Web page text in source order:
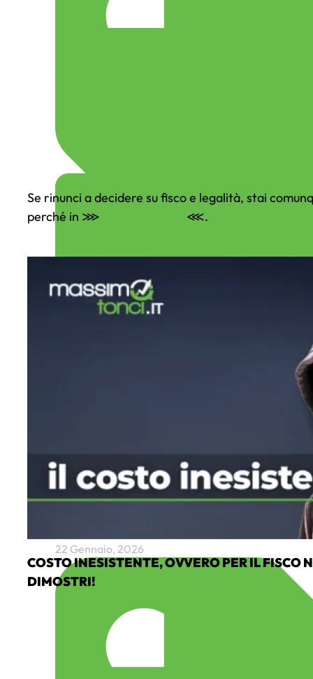
22 Gennaio, 2026
Se rinunci a decidere su fisco e legalità, stai
perché in ⋙
⋘.
COSTO INESISTENTE, OVVERO PER IL FISCO
DIMOSTRI!